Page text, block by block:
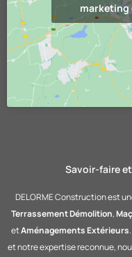
marketing
Savoir-faire
DELORME Construction est
Terrassement Démolition,
etAménagements Extérieurs
et notre expertise reconnue,